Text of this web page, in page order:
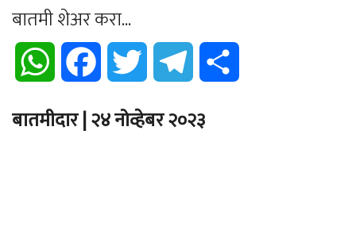
बातमी शेअर करा...
WhatsApp Facebook Twitter Telegram
बातमीदार | २४ नोव्हेबर २०२३